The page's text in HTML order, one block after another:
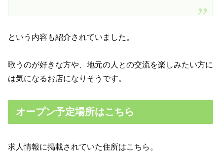
という内容も紹介されていました。
歌うのが好きな方や、地元の人との交流を楽しみたい方に
は気になるお店になりそうです。
オープン予定場所はこちら
求人情報に掲載されていた住所はこちら。